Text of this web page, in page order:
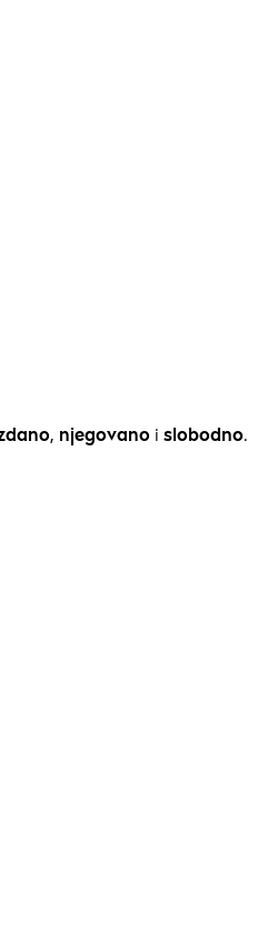
, njegovano i slobodno.